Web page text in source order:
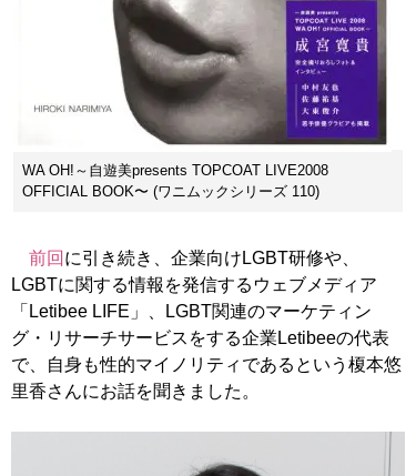
WA OH!～自遊美presents TOPCOAT LIVE2008
OFFICIAL BOOK〜 (ワニムックシリーズ 110)
前回 に引き続き、企業向けLGBT研修や、
LGBTに関する情報を発信するウェブメディア
「Letibee LIFE」、LGBT関連のマーケティン
グ・リサーチサービスをする企業Letibeeの代表
で、自身も性的マイノリティであるという榎本悠
里香さんにお話を聞きました。